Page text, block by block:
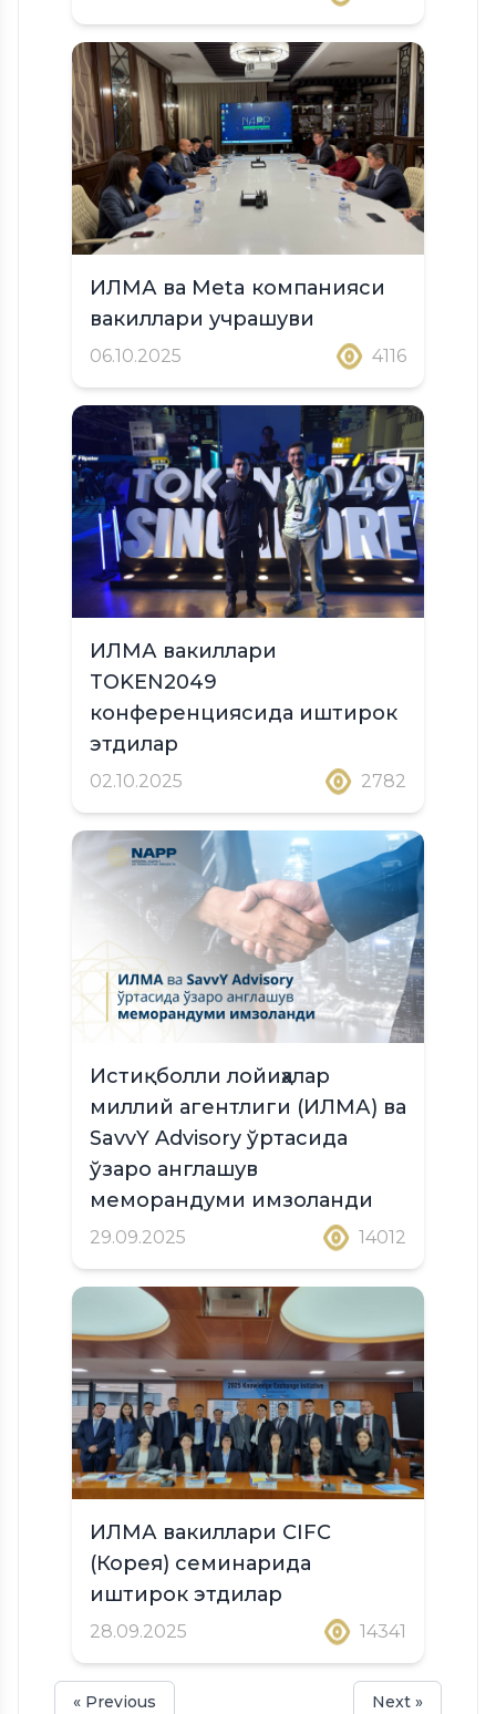
ИЛМА ва Meta компанияси
вакиллари учрашуви
06.10.2025 4116
ИЛМА вакиллари
TOKEN2049
конференциясида иштирок
этдилар
02.10.2025 2782
Истиқболли лойиҳалар
миллий агентлиги (ИЛМА) ва
SavvY Advisory ўртасида
ўзаро англашув
меморандуми имзоланди
29.09.2025 14012
ИЛМА вакиллари CIFC
(Корея) семинарида
иштирок этдилар
28.09.2025 14341
« Previous Next »